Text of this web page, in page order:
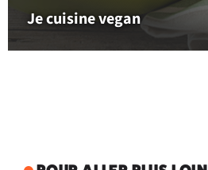
Je cuisine vegan